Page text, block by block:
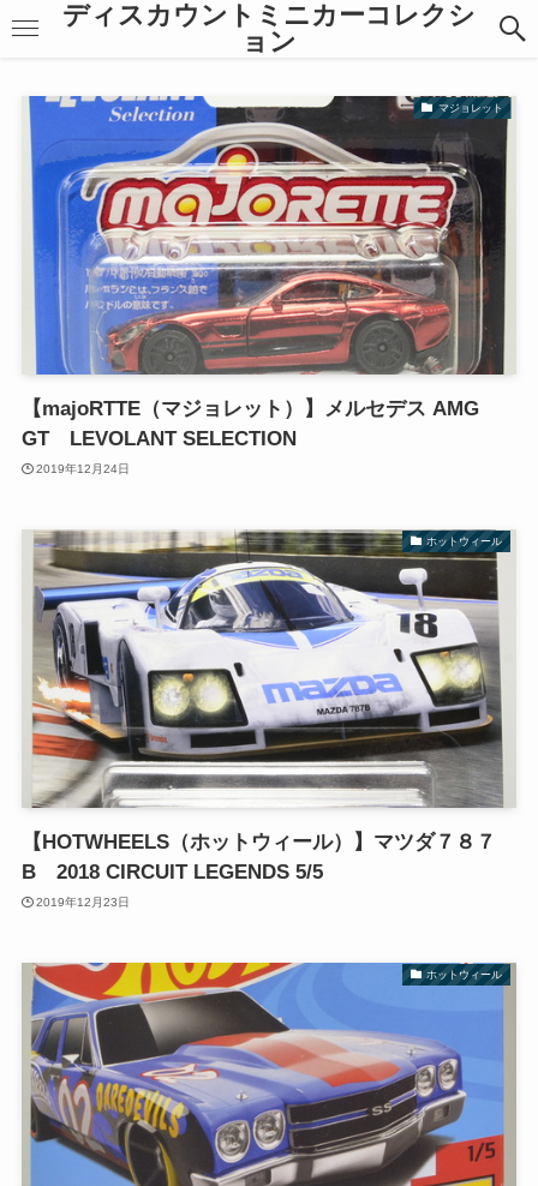
ディスカウントミニカーコレクシ
ョン
マジョレット
【majoRTTE（マジョレット）】メルセデス AMG
GT LEVOLANT SELECTION
2019年12月24日
ホットウィール
【HOTWHEELS（ホットウィール）】マツダ７８７
B 2018 CIRCUIT LEGENDS 5/5
2019年12月23日
ホットウィール